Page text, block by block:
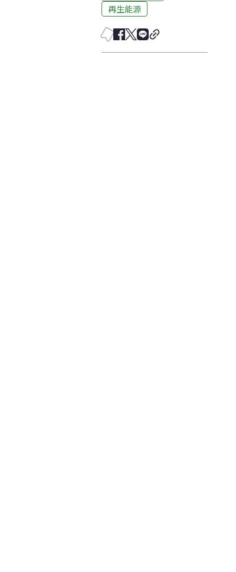
再生能源